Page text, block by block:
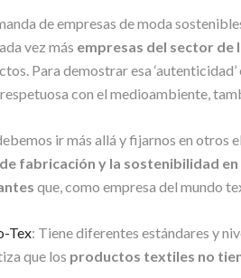
de empresas de moda
vez más empresas del sector de
Para demostrar esa
con el medioambiente,
ir más allá y fijarnos en otros
fabricación y la sostenibilidad
que, como empresa del mundo
Tex: Tiene diferentes estándares y
que los productos textiles no